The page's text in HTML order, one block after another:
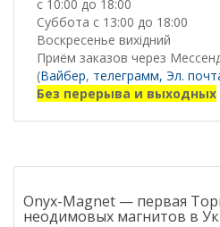
с 10:00 до 18:00
Суббота с 13:00 до 18:00
Воскресенье вихідний
Приём заказов через
(Вайбер, телеграмм, Эл.
Без перерыва и выходных
Onyx-Magnet — первая
неодимовых магнитов в